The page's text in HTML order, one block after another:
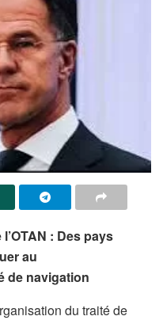
: Des pays
au
de navigation
du traité de